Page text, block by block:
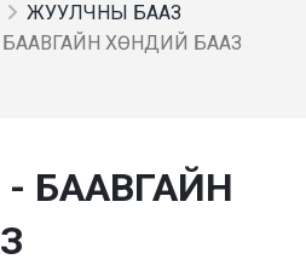
ЖУУЛЧНЫ БААЗ
ХӨНДИЙ БААЗ
- БААВГАЙН